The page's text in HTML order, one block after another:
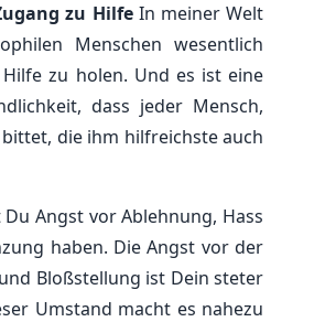
zu HilfeIn meiner Welt
Menschen wesentlich
Hilfe zu holen. Und es ist eine
dass jeder Mensch,
die ihm hilfreichste auch
Angst vor Ablehnung, Hass
haben. Die Angst vor der
Bloßstellung ist Dein steter
Umstand macht es nahezu